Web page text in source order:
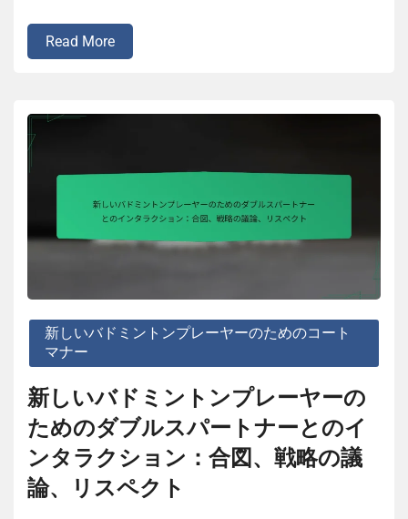
Read More
新しいバドミントンプレーヤーのためのコート
マナー
新しいバドミントンプレーヤーの
ためのダブルスパートナーとのイ
ンタラクション：合図、戦略の議
論、リスペクト